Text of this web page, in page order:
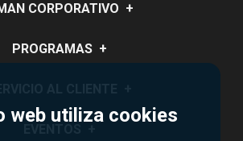
web utiliza cookies
CORPORATIVO +
Quiénes Somos
Sucursales
PROGRAMAS +
de Regalo